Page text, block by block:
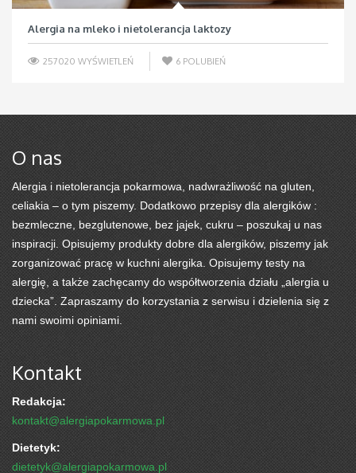
Alergia na mleko i nietolerancja laktozy
257020 WYŚWIETLEŃ 6 POLUBIEŃ
O nas
Alergia i nietolerancja pokarmowa, nadwrażliwość na gluten,
celiakia – o tym piszemy. Dodatkowo przepisy dla alergików :
bezmleczne, bezglutenowe, bez jajek, cukru – poszukaj u nas
inspiracji. Opisujemy produkty dobre dla alergików, piszemy jak
zorganizować pracę w kuchni alergika. Opisujemy testy na
alergię, a także zachęcamy do współtworzenia działu „alergia u
dziecka”. Zapraszamy do korzystania z serwisu i dzielenia się z
nami swoimi opiniami.
Kontakt
Redakcja:
kontakt@alergiapokarmowa.pl
Dietetyk:
dietetyk@alergiapokarmowa.pl